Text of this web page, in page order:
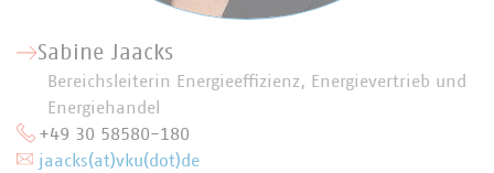
Sabine Jaacks
Bereichsleiterin Energieeffizienz, Energievertrieb und
Energiehandel
+49 30 58580-180
jaacks(at)vku(dot)de